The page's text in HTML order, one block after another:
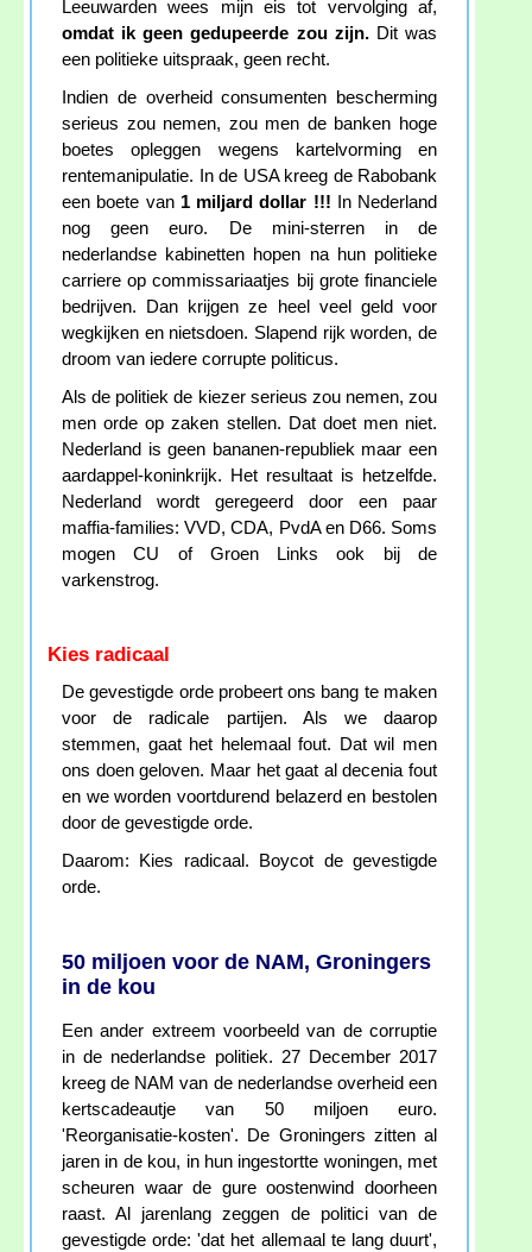
Leeuwarden wees mijn eis tot vervolging af,
omdat ik geen gedupeerde zou zijn.Dit was
een politieke uitspraak, geen recht.
Indien de overheid consumenten bescherming
serieus zou nemen, zou men de banken hoge
boetes opleggen wegens kartelvorming en
rentemanipulatie. In de USA kreeg de Rabobank
een boete van 1 miljard dollar !!! In Nederland
nog geen euro. De mini-sterren in de
nederlandse kabinetten hopen na hun politieke
carriere op commissariaatjes bij grote financiele
bedrijven. Dan krijgen ze heel veel geld voor
wegkijken en nietsdoen. Slapend rijk worden, de
droom van iedere corrupte politicus.
Als de politiek de kiezer serieus zou nemen, zou
men orde op zaken stellen. Dat doet men niet.
Nederland is geen bananen-republiek maar een
aardappel-koninkrijk. Het resultaat is hetzelfde.
Nederland wordt geregeerd door een paar
maffia-families: VVD, CDA, PvdA en D66. Soms
mogen CU of Groen Links ook bij de
varkenstrog.
Kies radicaal
De gevestigde orde probeert ons bang te maken
voor de radicale partijen. Als we daarop
stemmen, gaat het helemaal fout. Dat wil men
ons doen geloven. Maar het gaat al decenia fout
en we worden voortdurend belazerd en bestolen
door de gevestigde orde.
Daarom: Kies radicaal. Boycot de gevestigde
orde.
50 miljoen voor de NAM, Groningers
in de kou
Een ander extreem voorbeeld van de corruptie
in de nederlandse politiek. 27 December 2017
kreeg de NAM van de nederlandse overheid een
kertscadeautje van 50 miljoen euro.
'Reorganisatie-kosten'. De Groningers zitten al
jaren in de kou, in hun ingestortte woningen, met
scheuren waar de gure oostenwind doorheen
raast. Al jarenlang zeggen de politici van de
gevestigde orde: 'dat het allemaal te lang duurt',